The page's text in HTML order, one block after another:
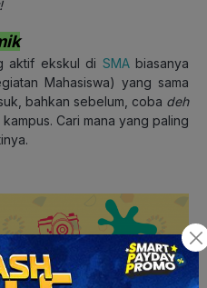
aktif ekskul di SMAbiasanya
Mahasiswa) yang sama
bahkan sebelum, coba deh
Cari mana yang paling